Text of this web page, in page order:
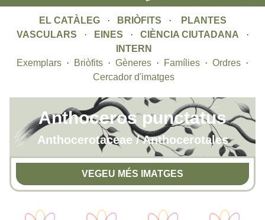
EL CATÀLEG· BRIÒFITS ·
PLANTES
VASCULARS · EINES · CIÈNCIA CIUTADANA ·
INTERN
Exemplars · Briòfits · Gèneres · Famílies · Ordres ·
Cercador d'imatges
Anthoceros punctatus
Anthocerotaceae / Anthocerotales
VEGEU MÉS IMATGES